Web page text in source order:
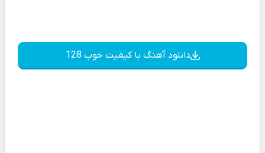
دانلود آهنگ با کیفیت خوب 128